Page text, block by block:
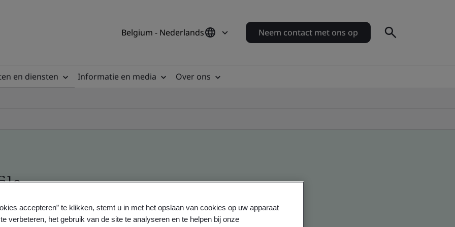
Belgium - Nederlands Neem contact met ons op
en diensten Informatie en media
Over ons
- Validation and Verification
accepteren” te klikken, stemt u in met het opslaan van cookies op uw apparaat
verbeteren, het gebruik van de site te analyseren en te helpen bij onze